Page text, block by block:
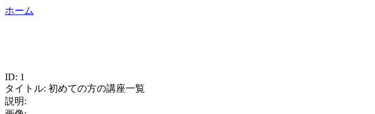
ホーム
ID: 1
タイトル: 初めての方の講座一覧
説明: